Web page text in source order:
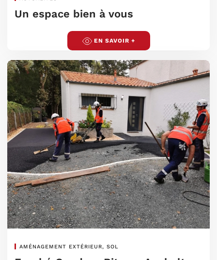
Un espace bien à vous
EN SAVOIR +
AMÉNAGEMENT EXTÉRIEUR, SOL